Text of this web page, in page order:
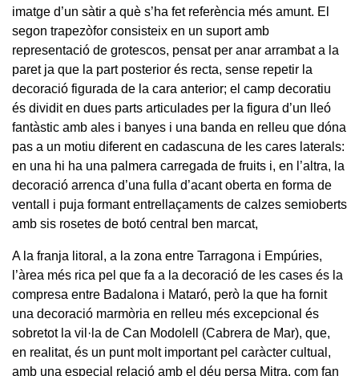
imatge d’un sàtir a què s’ha fet referència més amunt. El
segon trapezòfor consisteix en un suport amb
representació de grotescos, pensat per anar arrambat a la
paret ja que la part posterior és recta, sense repetir la
decoració figurada de la cara anterior; el camp decoratiu
és dividit en dues parts articulades per la figura d’un lleó
fantàstic amb ales i banyes i una banda en relleu que dóna
pas a un motiu diferent en cadascuna de les cares laterals:
en una hi ha una palmera carregada de fruits i, en l’altra, la
decoració arrenca d’una fulla d’acant oberta en forma de
ventall i puja formant entrellaçaments de calzes semioberts
amb sis rosetes de botó central ben marcat,
A la franja litoral, a la zona entre Tarragona i Empúries,
l’àrea més rica pel que fa a la decoració de les cases és la
compresa entre Badalona i Mataró, però la que ha fornit
una decoració marmòria en relleu més excepcional és
sobretot la vil·la de Can Modolell (Cabrera de Mar), que,
en realitat, és un punt molt important pel caràcter cultual,
amb una especial relació amb el déu persa Mitra, com fan